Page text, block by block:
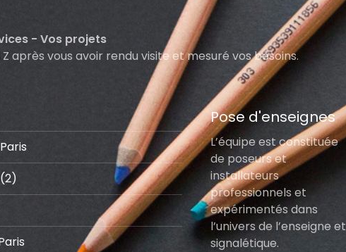
- Vos projets
après vous avoir rendu visite et mesuré vos besoins.
Pose d'enseignes
L’équipe est constituée
de poseurs et
installateurs
professionnels et
expérimentés dans
l’univers de l’enseigne et
signalétique.